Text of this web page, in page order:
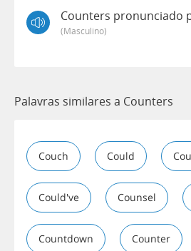
Counters pronunciado
(masculino)
Palavras similares a Counters
Couch Could
Could've Counsel
Countdown Counter